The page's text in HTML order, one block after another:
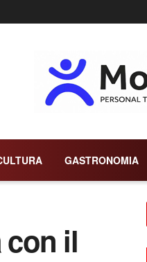
GASTRONOMIA
con il